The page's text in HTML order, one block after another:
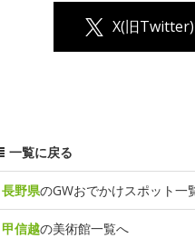
X(旧
一覧に戻る
長野県のGWおでかけスポット一
甲信越の美術館一覧へ